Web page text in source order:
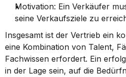
Motivation: Ein Verkäufer
seine Verkaufsziele zu
Insgesamt ist der Vertrieb ein
eine Kombination von Talent,
Fachwissen erfordert. Ein
in der Lage sein, auf die